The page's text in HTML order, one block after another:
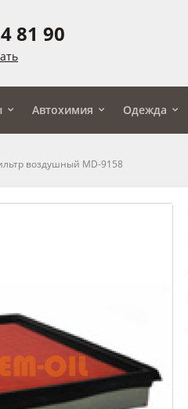
81 90
Автохимия Одежда
воздушный MD-9158